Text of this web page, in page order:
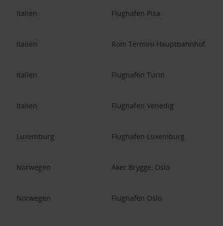
Italien Flughafen Pisa
Italien Rom Termini Hauptbahnhof
Italien Flughafen Turin
Italien Flughafen Venedig
Luxemburg Flughafen Luxemburg
Norwegen Aker Brygge, Oslo
Norwegen Flughafen Oslo